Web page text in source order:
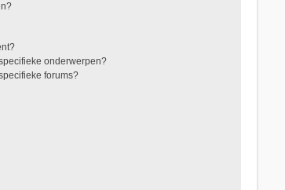
onderwerpen?
forums?